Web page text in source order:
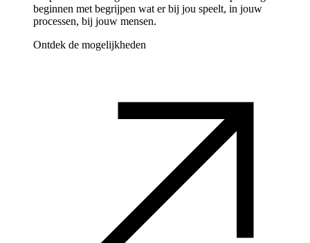
beginnen met begrijpen wat er bij jou speelt, in jouw
processen, bij jouw mensen.
Ontdek de mogelijkheden